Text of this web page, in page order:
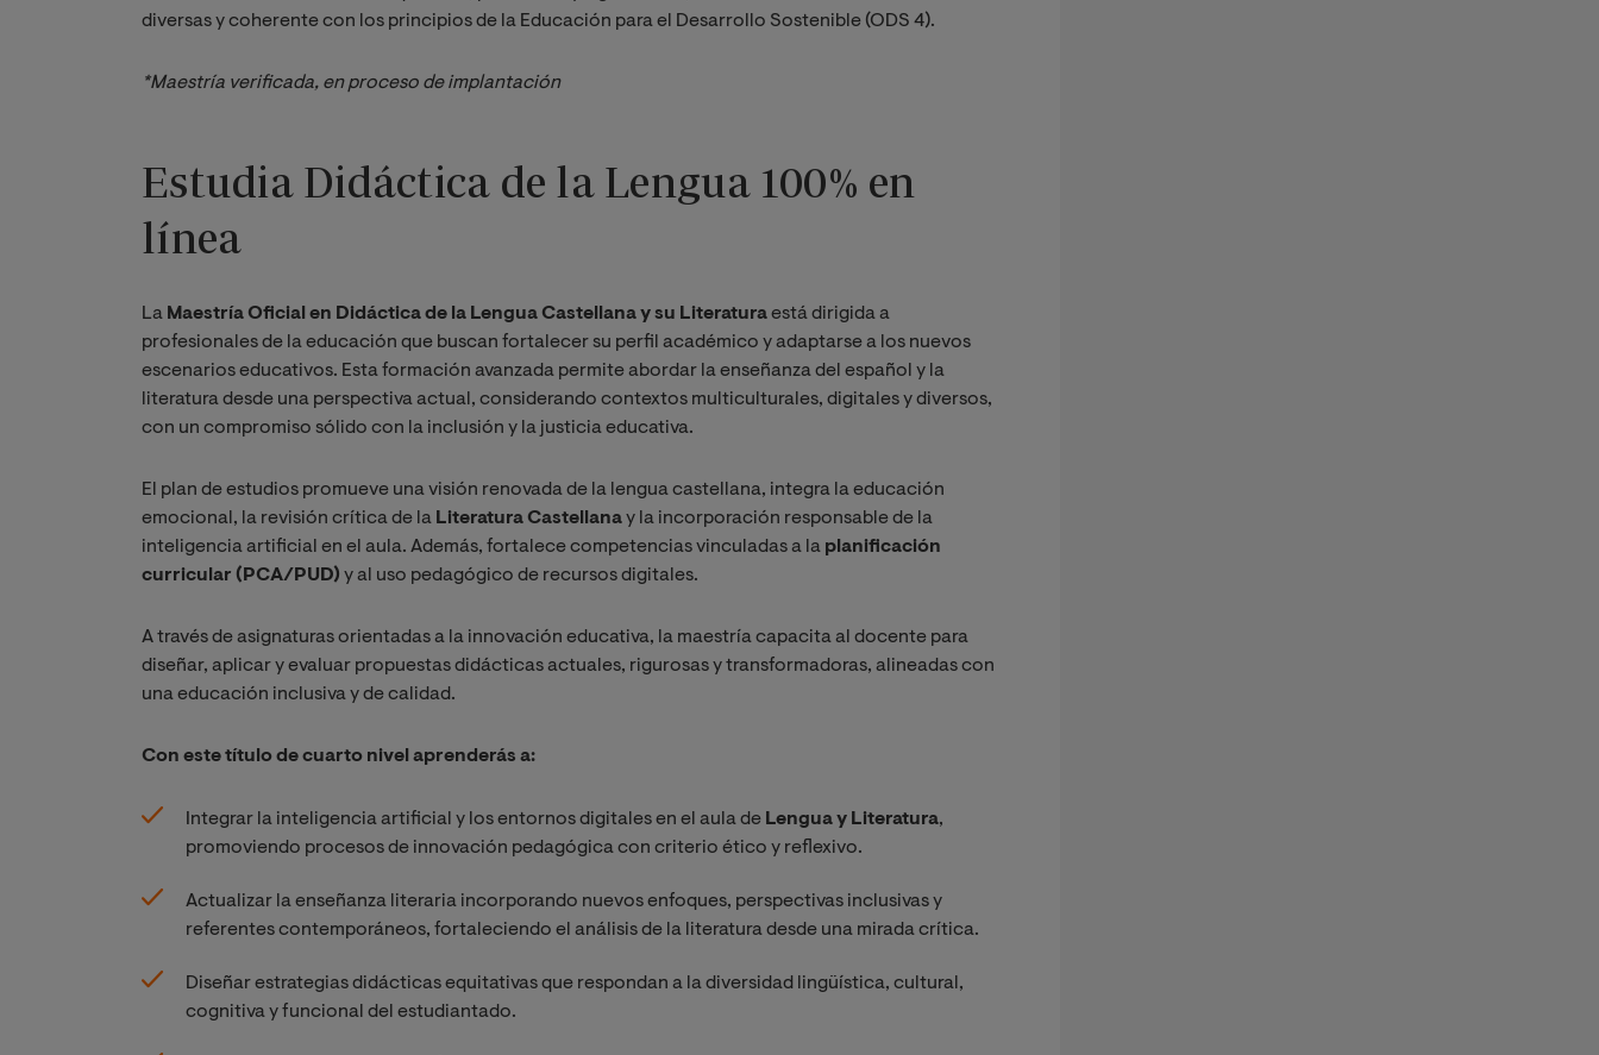
diversas y coherente con los principios de la Educación para el Desarrollo Sostenible (ODS 4).
*Maestría verificada, en proceso de implantación
Estudia Didáctica de la Lengua 100% en
línea
La Maestría Oficial en Didáctica de la Lengua Castellana y su Literaturaestá dirigida a
profesionales de la educación que buscan fortalecer su perfil académico y adaptarse a los nuevos
escenarios educativos. Esta formación avanzada permite abordar la enseñanza del español y la
literatura desde una perspectiva actual, considerando contextos multiculturales, digitales y diversos,
con un compromiso sólido con la inclusión y la justicia educativa.
El plan de estudios promueve una visión renovada de la lengua castellana, integra la educación
emocional, la revisión crítica de la Literatura Castellanay la incorporación responsable de la
inteligencia artificial en el aula. Además, fortalece competencias vinculadas a la planificación
curricular (PCA/PUD) y al uso pedagógico de recursos digitales.
A través de asignaturas orientadas a la innovación educativa, la maestría capacita al docente para
diseñar, aplicar y evaluar propuestas didácticas actuales, rigurosas y transformadoras, alineadas con
una educación inclusiva y de calidad.
Con este título de cuarto nivel aprenderás a:
Integrar la inteligencia artificial y los entornos digitales en el aula de Lengua y Literatura,
promoviendo procesos de innovación pedagógica con criterio ético y reflexivo.
Actualizar la enseñanza literaria incorporando nuevos enfoques, perspectivas inclusivas y
referentes contemporáneos, fortaleciendo el análisis de la literatura desde una mirada crítica.
Diseñar estrategias didácticas equitativas que respondan a la diversidad lingüística, cultural,
cognitiva y funcional del estudiantado.